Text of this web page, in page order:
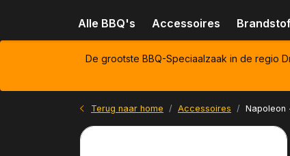
Alle BBQ's Accessoires
De grootste BBQ-Speciaalzaak in de regio
Terug naar home Accessoires Napoleon